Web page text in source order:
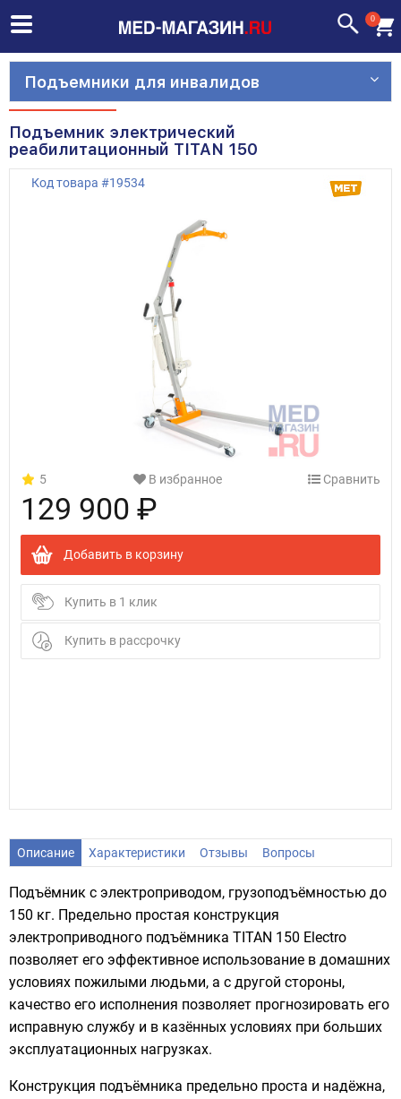
0
Подъемники для инвалидов
Подъемник электрический
реабилитационный TITAN 150
Код товара #19534
5 В избранное Сравнить
129 900 ₽
Добавить в корзину
Купить в 1 клик
Купить в рассрочку
Описание Характеристики Отзывы Вопросы
Подъёмник c электроприводом, грузоподъёмностью до
150 кг. Предельно простая конструкция
электроприводного подъёмника TITAN 150 Electro
позволяет его эффективное использование в домашних
условиях пожилыми людьми, а с другой стороны,
качество его исполнения позволяет прогнозировать его
исправную службу и в казённых условиях при больших
эксплуатационных нагрузках.
Конструкция подъёмника предельно проста и надёжна,